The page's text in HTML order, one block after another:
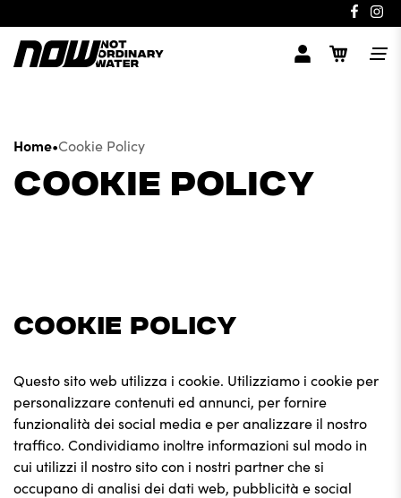
Home•Cookie Policy
COOKIE POLICY
COOKIE POLICY
Questo sito web utilizza i cookie. Utilizziamo i cookie per
personalizzare contenuti ed annunci, per fornire
funzionalità dei social media e per analizzare il nostro
traffico. Condividiamo inoltre informazioni sul modo in
cui utilizzi il nostro sito con i nostri partner che si
occupano di analisi dei dati web, pubblicità e social